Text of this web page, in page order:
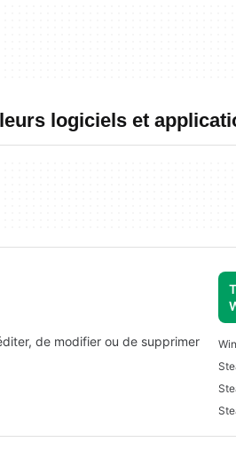
logiciels et
de modifier ou de supprimer